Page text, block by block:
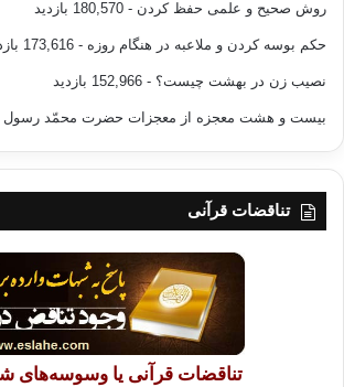
روش صحیح و علمی حفظ کردن - 180,570 بازدید
حکم بوسه کردن و ملاعبه در هنگام روزه - 173,616 بازدید
نصیب زن در بهشت چیست؟ - 152,966 بازدید
بیست و هشت معجزه از معجزات حضرت محمّد رسول
تناقضات قرآنی
تناقضات قرآنی یا وسوسه‌های